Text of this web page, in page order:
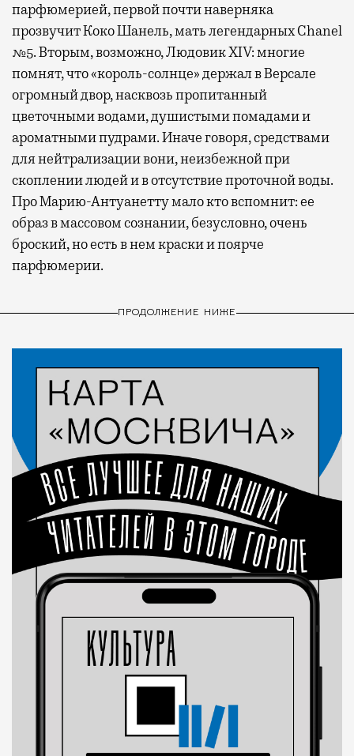
парфюмерией, первой почти наверняка
прозвучит Коко Шанель, мать легендарных Chanel
№5. Вторым, возможно, Людовик XIV: многие
помнят, что «король-солнце» держал в Версале
огромный двор, насквозь пропитанный
цветочными водами, душистыми помадами и
ароматными пудрами. Иначе говоря, средствами
для нейтрализации вони, неизбежной при
скоплении людей и в отсутствие проточной воды.
Про Марию-Антуанетту мало кто вспомнит: ее
образ в массовом сознании, безусловно, очень
броский, но есть в нем краски и поярче
парфюмерии.
ПРОДОЛЖЕНИЕ НИЖЕ